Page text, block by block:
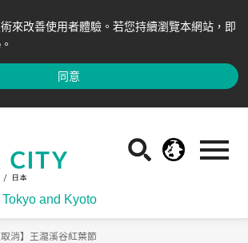
來改善使用者體驗。若您持續瀏覽本網站，即
同意
and Kyoto
取消】王瀧溪谷紅葉節